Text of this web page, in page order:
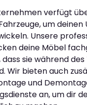
verfügt
um deinen
Unsere
deine Möbel
sie während
Wir bieten auch
und
an, um dir